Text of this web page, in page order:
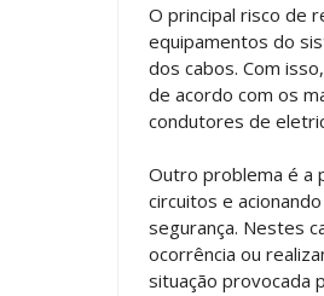
O principal risco de
equipamentos do
dos cabos. Com
de acordo com os
condutores de
Outro problema é a
circuitos e
segurança. Nestes
ocorrência ou
situação provocada